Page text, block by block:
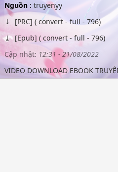
Nguồn: truyenyy
[PRC] ( convert - full - 796)
[Epub] ( convert - full - 796)
Cập nhật: 12:31 - 21/08/2022
VIDEO DOWNLOAD EBOOK